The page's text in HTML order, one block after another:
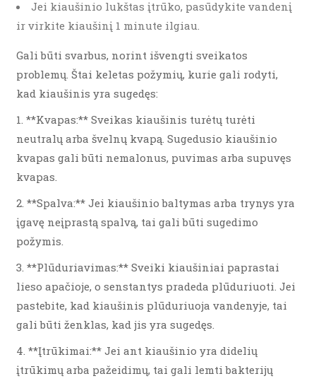
Jei kiaušinio lukštas įtrūko, pasūdykite vandenį
ir virkite kiaušinį 1 minute ilgiau.
Gali būti svarbus, norint išvengti sveikatos
problemų. Štai keletas požymių, kurie gali rodyti,
kad kiaušinis yra sugedęs:
1. **Kvapas:** Sveikas kiaušinis turėtų turėti
neutralų arba švelnų kvapą. Sugedusio kiaušinio
kvapas gali būti nemalonus, puvimas arba supuvęs
kvapas.
2. **Spalva:** Jei kiaušinio baltymas arba trynys yra
įgavę neįprastą spalvą, tai gali būti sugedimo
požymis.
3. **Plūduriavimas:** Sveiki kiaušiniai paprastai
lieso apačioje, o senstantys pradeda plūduriuoti. Jei
pastebite, kad kiaušinis plūduriuoja vandenyje, tai
gali būti ženklas, kad jis yra sugedęs.
4. **Įtrūkimai:** Jei ant kiaušinio yra didelių
įtrūkimų arba pažeidimų, tai gali lemti bakterijų